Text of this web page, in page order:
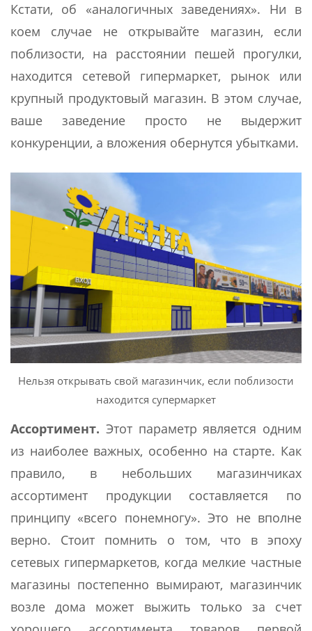
Кстати, об «аналогичных заведениях». Ни в
коем случае не открывайте магазин, если
поблизости, на расстоянии пешей прогулки,
находится сетевой гипермаркет, рынок или
крупный продуктовый магазин. В этом случае,
ваше заведение просто не выдержит
конкуренции, а вложения обернутся убытками.
Нельзя открывать свой магазинчик, если поблизости
находится супермаркет
Ассортимент. Этот параметр является одним
из наиболее важных, особенно на старте. Как
правило, в небольших магазинчиках
ассортимент продукции составляется по
принципу «всего понемногу». Это не вполне
верно. Стоит помнить о том, что в эпоху
сетевых гипермаркетов, когда мелкие частные
магазины постепенно вымирают, магазинчик
возле дома может выжить только за счет